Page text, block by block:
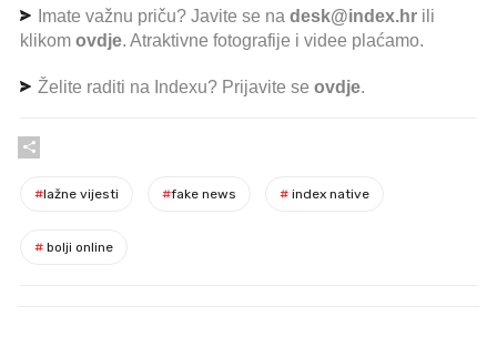
Imate važnu priču? Javite se na desk@index.hr ili
klikom ovdje. Atraktivne fotografije i videe plaćamo.
Želite raditi na Indexu? Prijavite se ovdje.
#lažne vijesti #fake news # index native
# bolji online